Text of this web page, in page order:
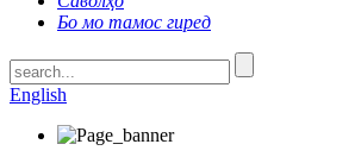
Бо мо тамос гиред
English